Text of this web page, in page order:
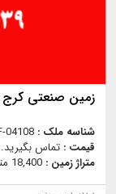
زمین صنعتی کرج
شناسه ملک : 04108
قیمت : تماس بگیرید.
متراژ زمین : 18,400 متر مربع